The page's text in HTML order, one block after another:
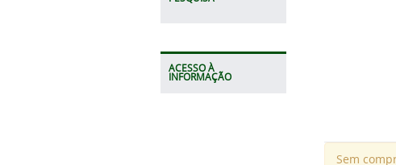
ACESSO À
INFORMAÇÃO
Sem